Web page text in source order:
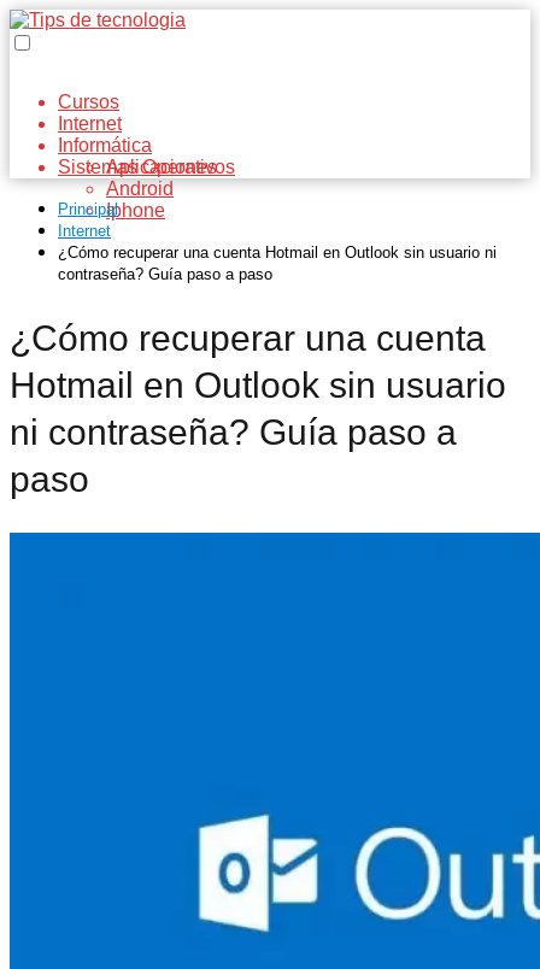
Cursos
Internet
Informática
Aplicaciones
Sistemas Operativos
Android
Iphone
Principal
Internet
¿Cómo recuperar una cuenta Hotmail en Outlook sin usuario ni
contraseña? Guía paso a paso
¿Cómo recuperar una cuenta
Hotmail en Outlook sin usuario
ni contraseña? Guía paso a
paso